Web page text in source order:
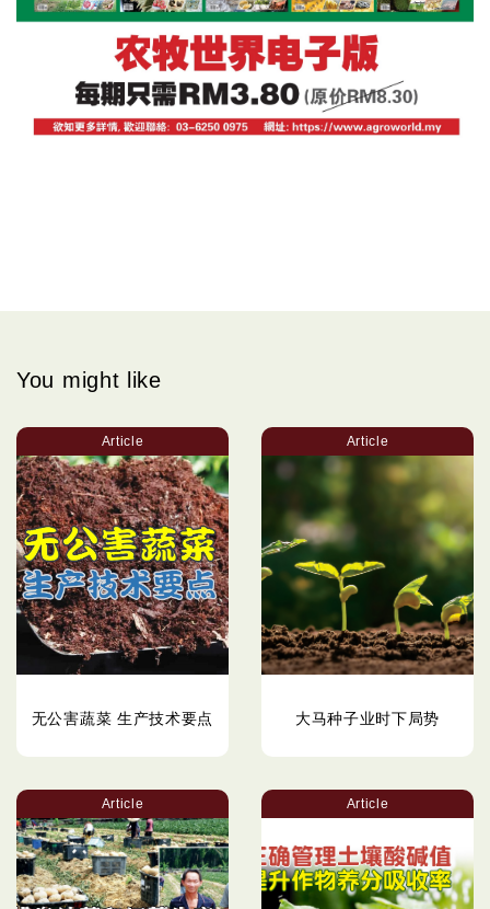
You might like
Article
无公害蔬菜 生产技术要点
Article
大马种子业时下局势
Article Article